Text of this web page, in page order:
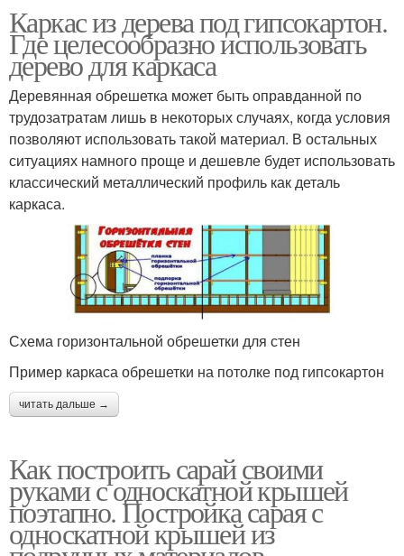
Каркас из дерева под гипсокартон.
Где целесообразно использовать
дерево для каркаса
Деревянная обрешетка может быть оправданной по
трудозатратам лишь в некоторых случаях, когда условия
позволяют использовать такой материал. В остальных
ситуациях намного проще и дешевле будет использовать
классический металлический профиль как деталь
каркаса.
Схема горизонтальной обрешетки для стен
Пример каркаса обрешетки на потолке под гипсокартон
читать дальше →
Как построить сарай своими
руками с односкатной крышей
поэтапно. Постройка сарая с
односкатной крышей из